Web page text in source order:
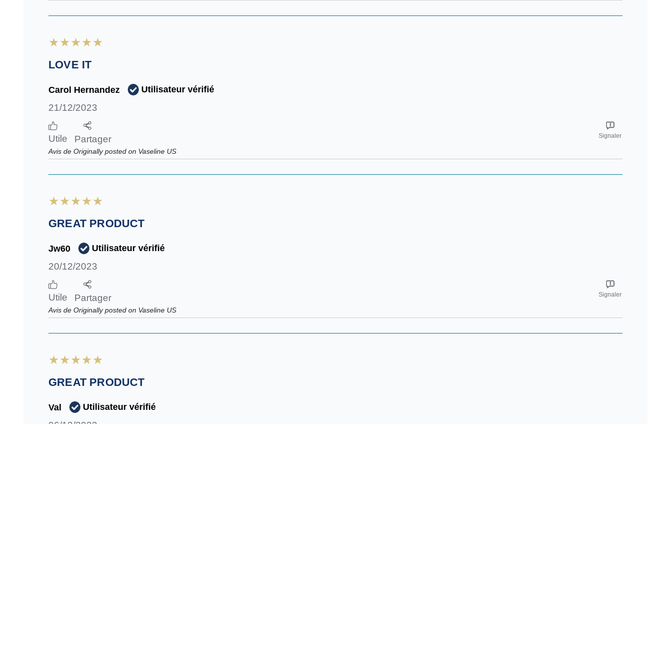
LOVE IT
Carol Hernandez Utilisateur vérifié
21/12/2023
Utile Partager Signaler
Avis de Originally posted on Vaseline US
GREAT PRODUCT
Jw60 Utilisateur vérifié
20/12/2023
Utile Partager Signaler
Avis de Originally posted on Vaseline US
GREAT PRODUCT
Val Utilisateur vérifié
06/12/2023